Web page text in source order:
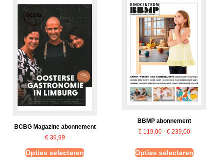
BCBG Magazine abonnement
€39,99
Opties selecteren
BBMP abonnement
€ 119,00 - € 239,00
Opties selecteren